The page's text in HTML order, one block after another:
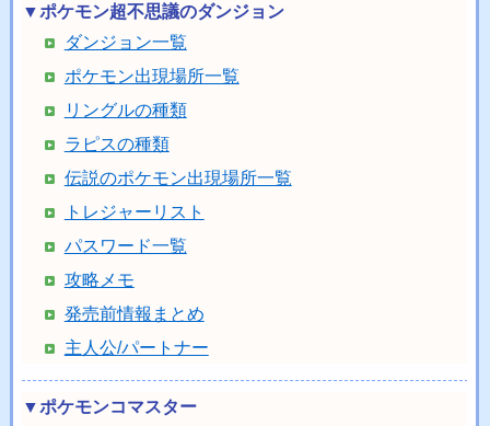
▼ポケモン超不思議のダンジョン
ダンジョン一覧
ポケモン出現場所一覧
リングルの種類
ラピスの種類
伝説のポケモン出現場所一覧
トレジャーリスト
パスワード一覧
攻略メモ
発売前情報まとめ
主人公/パートナー
▼ポケモンコマスター